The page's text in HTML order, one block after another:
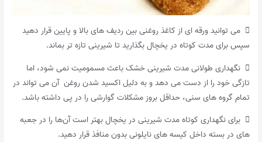
 می توانید ورقه ای از کاغذ روغنی بین ردیف های بالا و پایین قرار دهید
سپس برای مدت کوتاه در یخچال بگذارید تا شیرینی تازه تر بماند.
 نگهداری طولانی مدت شیرینی خشک باعث مسمومیت نمی شود، اما
تازگی خود را از دست می دهد و به دلیل اکسید شدن روغن آن می تواند در
تمام گروه های سنی، حداقل بروز مشکلات گوارشی را در پی داشته باشد.
 برای نگهداری کوتاه مدت شیرینی در یخچال بهتر است آن‌ها را در جعبه
های در بسته داخل کیسه های نایلونی بدون منافذ قرار دهید.